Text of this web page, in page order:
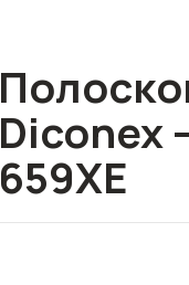
Diconex
659XE